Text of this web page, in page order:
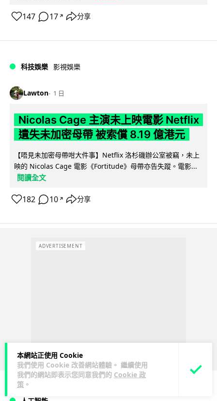
本網站正使用 Cookie
我們使用 Cookie 改善網站體驗。 繼續使用
我們的網站即表示您同意我們的 Cookie 政
策 。
147 17 ↗ 分享
科技娛樂 影視娛樂
Lawton 1 日
Nicolas Cage 主演未上映電影 Netflix
遺失未加密母帶 被索償 8.19 億港元
【唔見未加密母帶咁大件事】Netflix 洛杉磯辦公室被竊，未上
映的 Nicolas Cage 電影《Fortitude》母帶亦告失蹤。電影...
閱讀全文
182 10 ↗ 分享
ADVERTISEMENT